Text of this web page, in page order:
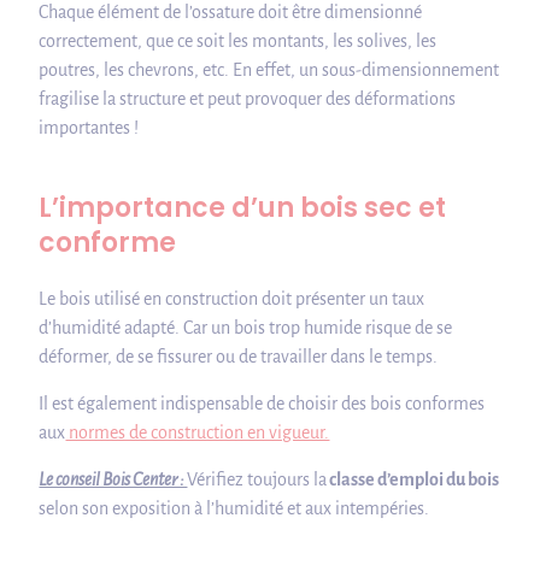
Chaque élément de l’ossature doit être dimensionné
correctement, que ce soit les montants, les solives, les
poutres, les chevrons, etc. En effet, un sous-dimensionnement
fragilise la structure et peut provoquer des déformations
importantes !
L’importance d’un bois sec et
conforme
Le bois utilisé en construction doit présenter un taux
d’humidité adapté. Car un bois trop humide risque de se
déformer, de se fissurer ou de travailler dans le temps.
Il est également indispensable de choisir des bois conformes
aux normes de construction en vigueur.
Le conseil Bois Center :Vérifiez toujours laclasse d’emploi du bois
selon son exposition à l’humidité et aux intempéries.